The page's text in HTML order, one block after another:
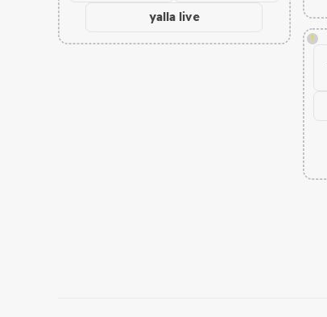
!
yalla live